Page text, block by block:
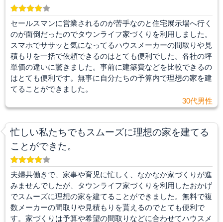
セールスマンに営業されるのが苦手なのと住宅展示場へ行く
のが面倒だったのでタウンライフ家づくりを利用しました。
スマホでササッと気になってるハウスメーカーの間取りや見
積もりを一括で依頼できるのはとても便利でした。各社の坪
単価の違いに驚きました。事前に建築費などを比較できるの
はとても便利です。無事に自分たちの予算内で理想の家を建
てることができました。
30代男性
忙しい私たちでもスムーズに理想の家を建てる
ことができた。
夫婦共働きで、家事や育児に忙しく、なかなか家づくりが進
みませんでしたが、タウンライフ家づくりを利用したおかげ
でスムーズに理想の家を建てることができました。無料で複
数メーカーの間取りや見積もりを貰えるのでとても便利で
す。家づくりは予算や希望の間取りなどに合わせてハウスメ